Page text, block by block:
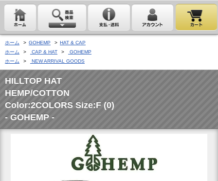
ホーム > GOHEMP > HAT & CAP
ホーム
> CAP & HAT >
GOHEMP
ホーム
> NEW ARRIVAL GOODS
HILLTOP HAT
HEMP/COTTON
Color:2COLORS Size:F (0)
- GOHEMP -